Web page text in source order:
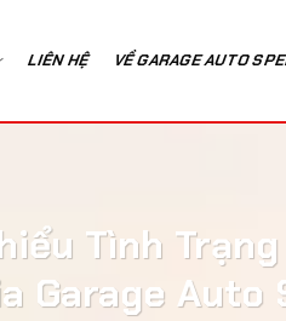
LIÊN HỆ VỀ GARAGE AUTO
Tình
Garage Auto